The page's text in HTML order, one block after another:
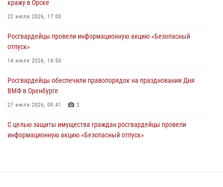
образовательных учреждений к новому учебному году
24 июля 2026, 09:32
Итоги работы Управления вневедомственной охраны Росгвардии
по Оренбургской области за первое полугодие 2026 года
23 июля 2026, 12:07
кражу в Орске
22 июля 2026, 17:00
Росгвардейцы провели информационную акцию «Безопасный
отпуск»
14 июля 2026, 14:50
Росгвардейцы обеспечили правопорядок на праздновании Дня
ВМФ в Оренбурге
27 июля 2026, 09:41 2
С целью защиты имущества граждан росгвардейцы провели
информационную акцию «Безопасный отпуск»